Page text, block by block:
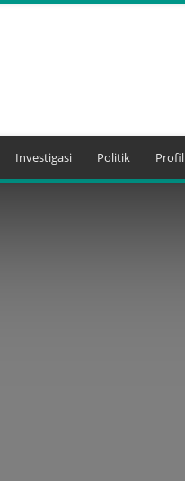
Investigasi Politik Profil